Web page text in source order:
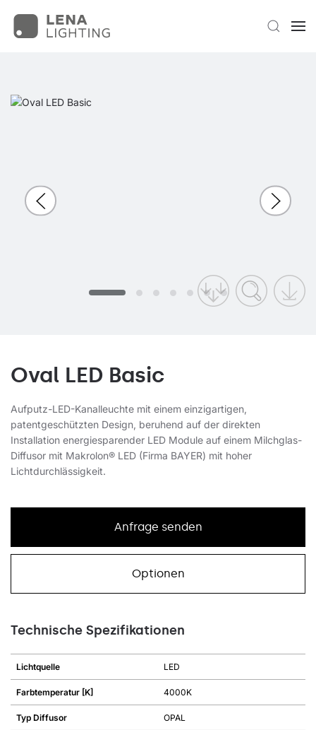
Oval LED Basic
Aufputz-LED-Kanalleuchte mit einem einzigartigen,
patentgeschützten Design, beruhend auf der direkten
Installation energiesparender LED Module auf einem Milchglas-
Diffusor mit Makrolon® LED (Firma BAYER) mit hoher
Lichtdurchlässigkeit.
Anfrage senden
Optionen
Technische Spezifikationen
Lichtquelle LED
Farbtemperatur [K] 4000K
Typ Diffusor OPAL